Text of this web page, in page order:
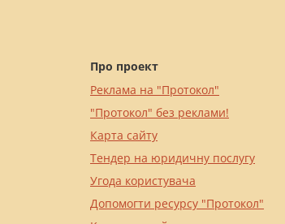
Про проект
Реклама на "Протокол"
"Протокол" без реклами!
Карта сайту
Тендер на юридичну послугу
Угода користувача
Допомогти ресурсу "Протокол"